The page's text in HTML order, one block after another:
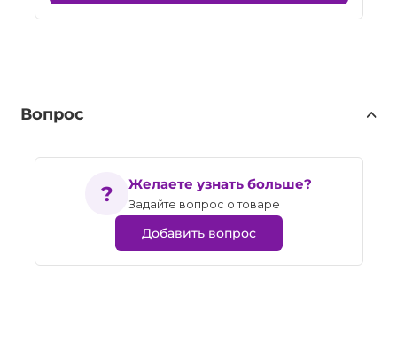
Вопрос
Желаете узнать больше?
Задайте вопрос о товаре
Добавить вопрос